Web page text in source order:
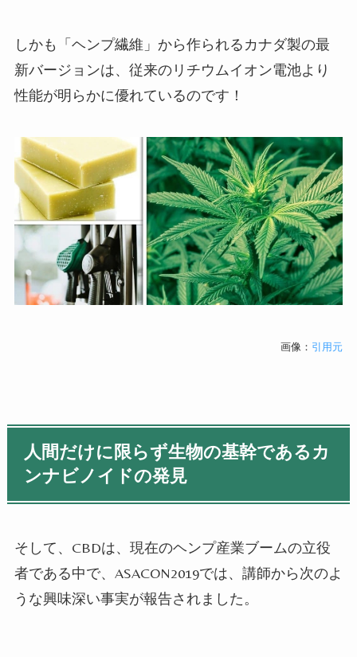
しかも「ヘンプ繊維」から作られるカナダ製の最
新バージョンは、従来のリチウムイオン電池より
性能が明らかに優れているのです！
画像： 引用元
人間だけに限らず生物の基幹であるカ
ンナビノイドの発見
そして、CBDは、現在のヘンプ産業ブームの立役
者である中で、ASACON2019では、講師から次のよ
うな興味深い事実が報告されました。